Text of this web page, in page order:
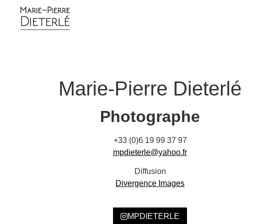
Marie-Pierre Dieterlé
Photographe
+33 (0)6 19 99 37 97
mpdieterle@yahoo.fr
Diffusion
Divergence Images
MPDIETERLE